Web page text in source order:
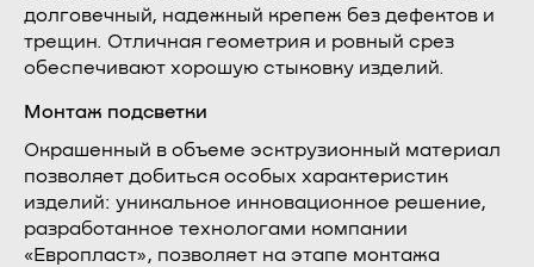
долговечный, надежный крепеж без дефектов и
трещин. Отличная геометрия и ровный срез
обеспечивают хорошую стыковку изделий.
Монтаж подсветки
Окрашенный в объеме эсктрузионный материал
позволяет добиться особых характеристик
изделий: уникальное инновационное решение,
разработанное технологами компании
«Европласт», позволяет на этапе монтажа